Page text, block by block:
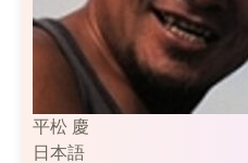
平松 慶
日本語